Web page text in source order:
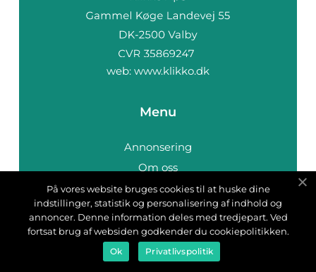
web: www.klikko.dk
Menu
Annonsering
Om oss
Cookies
Kontakta oss
Sitemap
På vores website bruges cookies til at huske dine
indstillinger, statistik og personalisering af indhold og
annoncer. Denne information deles med tredjepart. Ved
fortsat brug af websiden godkender du cookiepolitikken.
Ok Privatlivspolitik